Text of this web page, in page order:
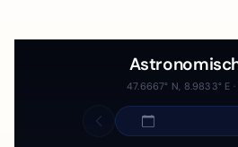
47.6667° N, 8.9833° E